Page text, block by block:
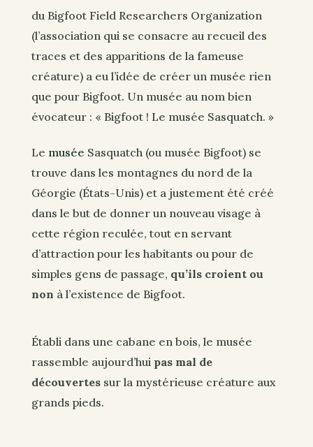
du Bigfoot Field Researchers Organization
(l’association qui se consacre au recueil des
traces et des apparitions de la fameuse
créature) a eu l’idée de créer un musée rien
que pour Bigfoot. Un musée au nom bien
évocateur : « Bigfoot ! Le musée Sasquatch. »
Le musée Sasquatch (ou musée Bigfoot) se
trouve dans les montagnes du nord de la
Géorgie (États-Unis) et a justement été créé
dans le but de donner un nouveau visage à
cette région reculée, tout en servant
d’attraction pour les habitants ou pour de
simples gens de passage, qu’ils croient ou
non à l’existence de Bigfoot.
Établi dans une cabane en bois, le musée
rassemble aujourd’hui pas mal de
découvertessur la mystérieuse créature aux
grands pieds.